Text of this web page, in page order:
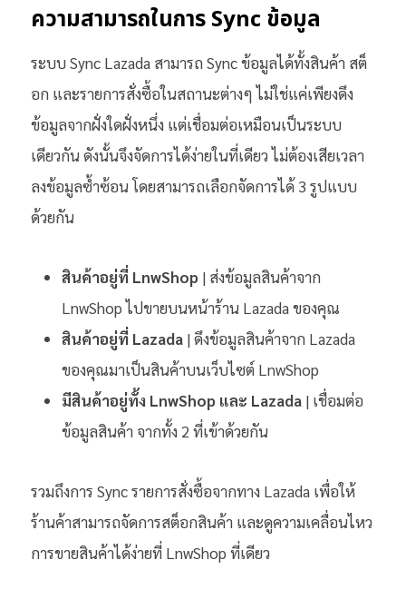
ความสามารถในการ Sync ข้อมูล
ระบบ Sync Lazada สามารถ Sync ข้อมูลได้ทั้งสินค้า สต็
อก และรายการสั่งซื้อในสถานะต่างๆ ไม่ใช่แค่เพียงดึง
ข้อมูลจากฝั่งใดฝั่งหนึ่ง แต่เชื่อมต่อเหมือนเป็นระบบ
เดียวกัน ดังนั้นจึงจัดการได้ง่ายในที่เดียว ไม่ต้องเสียเวลา
ลงข้อมูลซ้ำซ้อน โดยสามารถเลือกจัดการได้ 3 รูปแบบ
ด้วยกัน
สินค้าอยู่ที่ LnwShop | ส่งข้อมูลสินค้าจาก
LnwShop ไปขายบนหน้าร้าน Lazada ของคุณ
สินค้าอยู่ที่ Lazada | ดึงข้อมูลสินค้าจาก Lazada
ของคุณมาเป็นสินค้าบนเว็บไซต์ LnwShop
มีสินค้าอยู่ทั้ง LnwShop และ Lazada | เชื่อมต่อ
ข้อมูลสินค้า จากทั้ง 2 ที่เข้าด้วยกัน
รวมถึงการ Sync รายการสั่งซื้อจากทาง Lazada เพื่อให้
ร้านค้าสามารถจัดการสต็อกสินค้า และดูความเคลื่อนไหว
การขายสินค้าได้ง่ายที่ LnwShop ที่เดียว